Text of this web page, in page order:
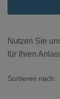
Nutzen Sie
für Ihren
Sortieren nach: